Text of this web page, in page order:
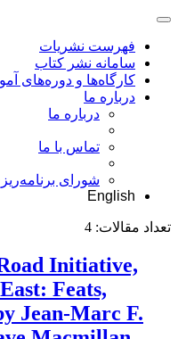
فهرست نشریات
سامانه نشر کتاب
کارگاه‌ها و دوره‌های
درباره ما
درباره ما
تماس با ما
شورای
English
تعداد مقالات: 4
Initiative,
Feats,
Jean-Marc F.